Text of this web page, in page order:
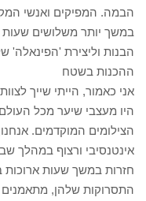
הבמה. המפיקים ואנשי
במשך יותר משלושים שעות
הבנות וליצירת 'הפינאלה'
ההכנות בשטח
אני כאמור, הייתי שייך
היו מעצבי שיער מכל
הצילומים המוקדמים.
אינטנסיבי ורצוף במהלך
חזרות במשך שעות ארוכות
התסרוקות שלהן,